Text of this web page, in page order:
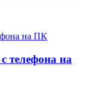
телефона на